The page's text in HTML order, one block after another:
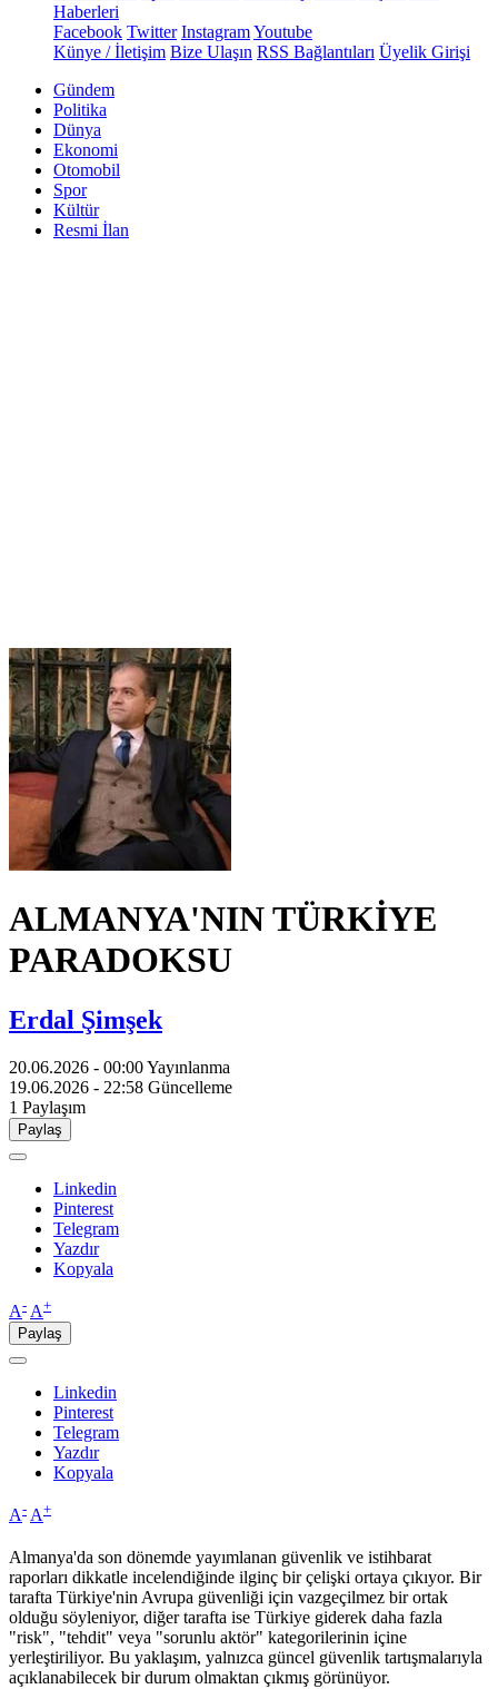
Haberleri
Facebook Twitter InstagramYoutube
Künye / İletişim Bize Ulaşın RSS Bağlantıları Üyelik Girişi
Gündem
Politika
Dünya
Ekonomi
Otomobil
Spor
Kültür
Resmi İlan
ALMANYA'NIN TÜRKİYE
PARADOKSU
Erdal Şimşek
20.06.2026 - 00:00Yayınlanma
19.06.2026 - 22:58 Güncelleme
1 Paylaşım
Paylaş
Linkedin
Pinterest
Telegram
Yazdır
Kopyala
A- A+
Paylaş
Linkedin
Pinterest
Telegram
Yazdır
Kopyala
A- A+
Almanya'da son dönemde yayımlanan güvenlik ve istihbarat
raporları dikkatle incelendiğinde ilginç bir çelişki ortaya çıkıyor. Bir
tarafta Türkiye'nin Avrupa güvenliği için vazgeçilmez bir ortak
olduğu söyleniyor, diğer tarafta ise Türkiye giderek daha fazla
"risk", "tehdit" veya "sorunlu aktör" kategorilerinin içine
yerleştiriliyor. Bu yaklaşım, yalnızca güncel güvenlik tartışmalarıyla
açıklanabilecek bir durum olmaktan çıkmış görünüyor.